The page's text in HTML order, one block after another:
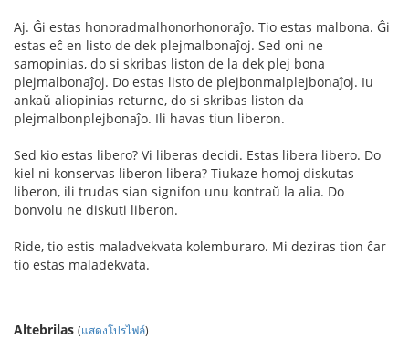
Aj. Ĝi estas honoradmalhonorhonoraĵo. Tio estas malbona. Ĝi
estas eĉ en listo de dek plejmalbonaĵoj. Sed oni ne
samopinias, do si skribas liston de la dek plej bona
plejmalbonaĵoj. Do estas listo de plejbonmalplejbonaĵoj. Iu
ankaŭ aliopinias returne, do si skribas liston da
plejmalbonplejbonaĵo. Ili havas tiun liberon.
Sed kio estas libero? Vi liberas decidi. Estas libera libero. Do
kiel ni konservas liberon libera? Tiukaze homoj diskutas
liberon, ili trudas sian signifon unu kontraŭ la alia. Do
bonvolu ne diskuti liberon.
Ride, tio estis maladvekvata kolemburaro. Mi deziras tion ĉar
tio estas maladekvata.
Altebrilas (แสดงโปรไฟล์)